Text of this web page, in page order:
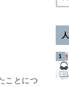
ことにつ